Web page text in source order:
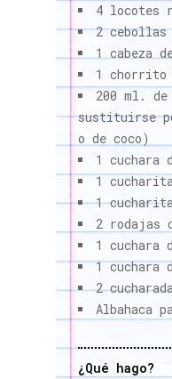
4 locotes
2 cebollas
1 cabeza
1 chorrito
200 ml.
sustituirse
o de coco)
1 cuchara
1 cucharita
1
2 rodajas
1 cuchara
1 cuchara
2
Albahaca
¿Qué hago?